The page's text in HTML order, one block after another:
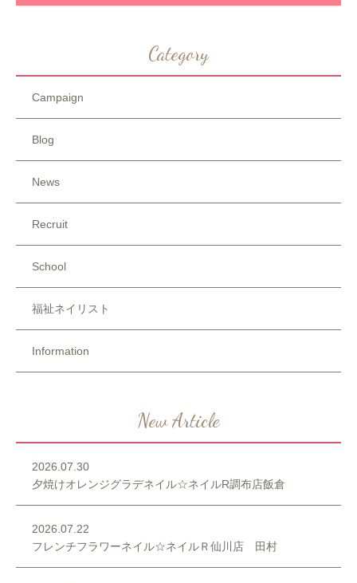
Category
Campaign
Blog
News
Recruit
School
福祉ネイリスト
Information
New Article
2026.07.30
夕焼けオレンジグラデネイル☆ネイルR調布店飯倉
2026.07.22
フレンチフラワーネイル☆ネイルＲ仙川店 田村